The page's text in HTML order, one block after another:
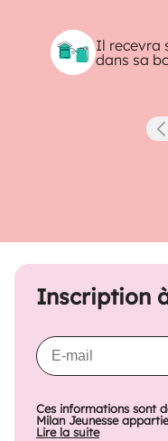
Il recevra
dans sa
Inscription
Ces informations sont
Milan Jeunesse
Lire la suite